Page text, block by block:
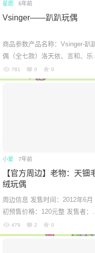
星愿 6年前
Vsinger——趴趴玩偶
商品参数产品名称：Vsinger-趴
偶（全七款）洛天依、言和、乐
绫、乐正龙牙、徵羽摩柯、墨清
玄、老v规格：8.5cm×6cm 全
781 0 0
小爱 7年前
【官方周边】老物：天钿
绒玩偶
周边信息 发售时间：2012年6月
初预售价格：120元整 发售者：上
海禾念、漫趣 状态：绝版 大小：
1 长约300mm 高约150mm 材质
479 2 0